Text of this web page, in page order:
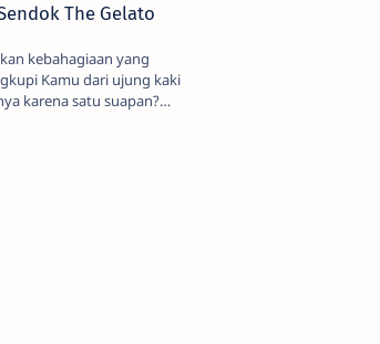
The Gelato
kebahagiaan yang
Kamu dari ujung kaki
karena satu suapan?